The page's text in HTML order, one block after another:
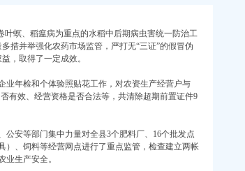
螟、稻瘟病为重点的水稻中后期病虫害统一防治工
措并举强化农药市场监管，严打无“三证”的假冒伪
，取得了一定成效。
年检和个体验照贴花工作，对农资生产经营户与
有效、经营资格是否合法等，共清除超期前置证件9
安等部门集中力量对全县3个肥料厂、16个批发点
）、饲料等经营网点进行了重点监管，检查建立两帐
业生产安全。